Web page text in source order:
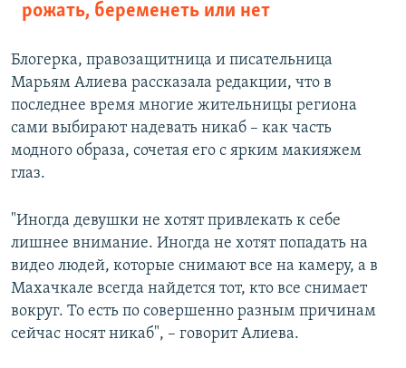
рожать, беременеть или нет
Блогерка, правозащитница и писательница
Марьям Алиева рассказала редакции, что в
последнее время многие жительницы региона
сами выбирают надевать никаб – как часть
модного образа, сочетая его с ярким макияжем
глаз.
"Иногда девушки не хотят привлекать к себе
лишнее внимание. Иногда не хотят попадать на
видео людей, которые снимают все на камеру, а в
Махачкале всегда найдется тот, кто все снимает
вокруг. То есть по совершенно разным причинам
сейчас носят никаб", – говорит Алиева.